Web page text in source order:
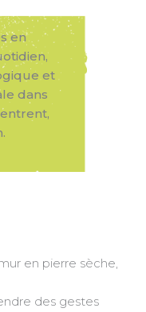
en
et
dans
en pierre sèche,
des gestes